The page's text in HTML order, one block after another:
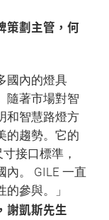
策劃主管，何
國內的燈具
隨著市場對智
和智慧路燈方
的趨勢。它的
接口標準，
內。 GILE 一直
參與。」
謝凱斯先生